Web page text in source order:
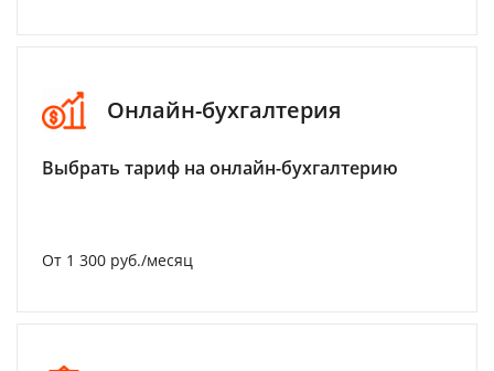
Онлайн-бухгалтерия
Выбрать тариф на онлайн-бухгалтерию
От 1 300 руб./месяц